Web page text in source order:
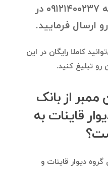
دانلود بانک موبایل، به ۰۹۱۲۱۴۰۰۲۳۷ در
ارسال فرمایید.
کاملا رایگان در این
تبلیغ کنید.
ممبر از بانک
قاینات به
گروه دیوار قاینات و